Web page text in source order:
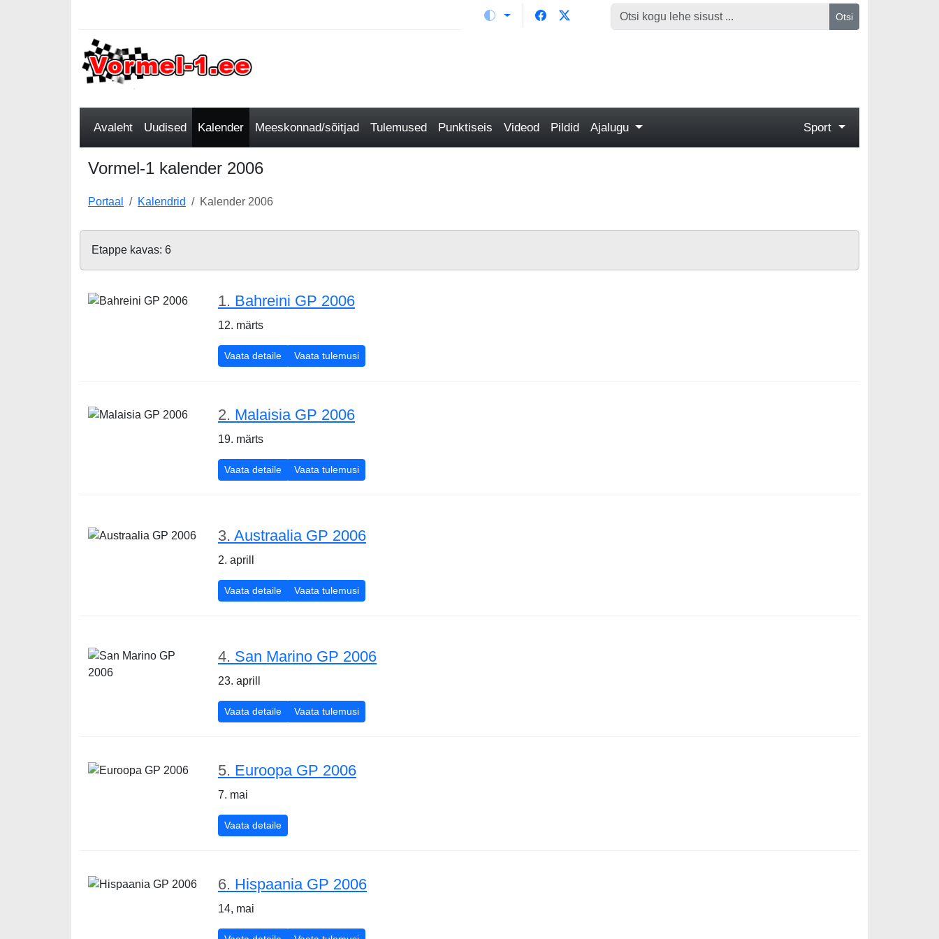
Otsi
Avaleht Uudised Kalender Meeskonnad/sõitjad Tulemused Punktiseis Videod Pildid Ajalugu Sport
Vormel-1 kalender 2006
Portaal Kalendrid Kalender 2006
Etappe kavas: 6
1. Bahreini GP 2006
12. märts
Vaata detaileBahreini GP 2006
Vaata tulemusiBahreini GP 2006
2. Malaisia GP 2006
19. märts
Vaata detaileMalaisia GP 2006
Vaata tulemusiMalaisia GP 2006
3. Austraalia GP 2006
2. aprill
Vaata detaileAustraalia GP 2006
Vaata tulemusiAustraalia GP 2006
4. San Marino GP 2006
23. aprill
Vaata detaileSan Marino GP 2006
Vaata tulemusiSan Marino GP 2006
5. Euroopa GP 2006
7. mai
Vaata detaileEuroopa GP 2006
6. Hispaania GP 2006
14, mai